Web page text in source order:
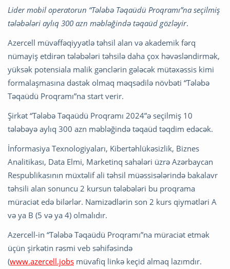
Lider mobil operatorun “Tələbə Təqaüdü Proqramı”na seçilmiş
tələbələri aylıq 300 azn məbləğində təqaüd gözləyir.
Azercell müvəffəqiyyətlə təhsil alan və akademik fərq
nümayiş etdirən tələbələri təhsilə daha çox həvəsləndirmək,
yüksək potensiala malik gənclərin gələcək mütəxəssis kimi
formalaşmasına dəstək olmaq məqsədilə növbəti “Tələbə
Təqaüdü Proqramı”na start verir.
Şirkət “Tələbə Təqaüdü Proqramı 2024”ə seçilmiş 10
tələbəyə aylıq 300 azn məbləğində təqaüd təqdim edəcək.
İnformasiya Texnologiyaları, Kibertəhlükəsizlik, Biznes
Analitikası, Data Elmi, Marketinq sahələri üzrə Azərbaycan
Respublikasının müxtəlif ali təhsil müəssisələrində bakalavr
təhsili alan sonuncu 2 kursun tələbələri bu proqrama
müraciət edə bilərlər. Namizədlərin son 2 kurs qiymətləri A
və ya B (5 və ya 4) olmalıdır.
Azercell-in “Tələbə Təqaüdü Proqramı”na müraciət etmək
üçün şirkətin rəsmi veb səhifəsində
(www.azercell.jobs müvafiq linkə keçid almaq lazımdır.